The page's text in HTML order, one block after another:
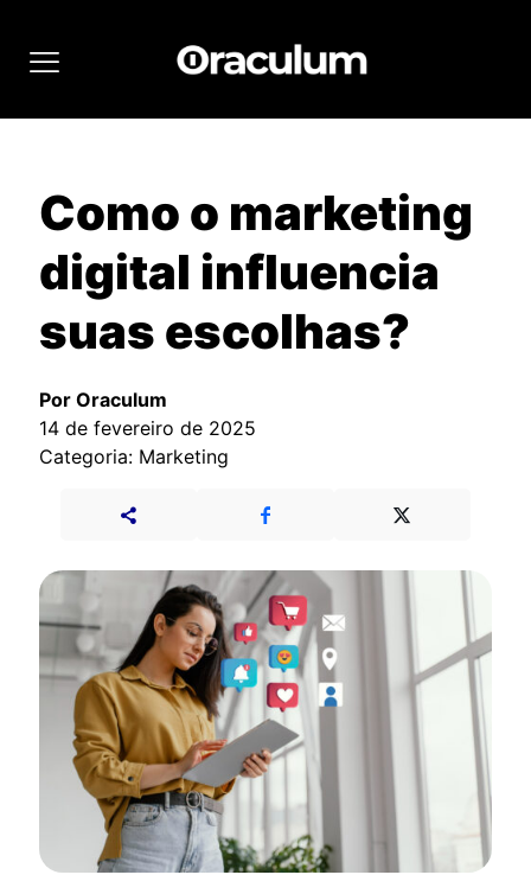
Como o marketing
digital influencia
suas escolhas?
Por Oraculum
14 de fevereiro de 2025
Categoria: Marketing